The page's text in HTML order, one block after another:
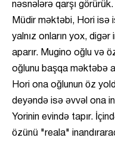
nəsnələrə qarşı
Müdir məktəbi, Hori isə
yalnız onların yox, digər
aparır. Mugino oğlu və
oğlunu başqa məktəbə
Hori ona oğlunun öz
deyəndə isə əvvəl ona
Yorinin evində tapır.
özünü "reala"